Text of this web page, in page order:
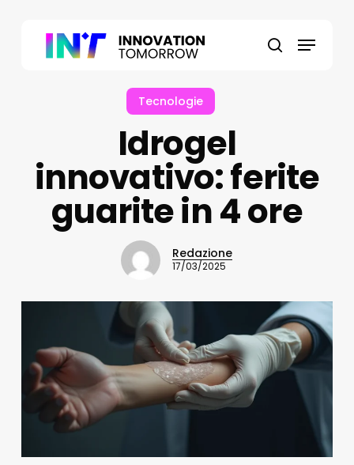
search
Menu
Tecnologie
Idrogel
innovativo: ferite
guarite in 4 ore
Redazione
17/03/2025